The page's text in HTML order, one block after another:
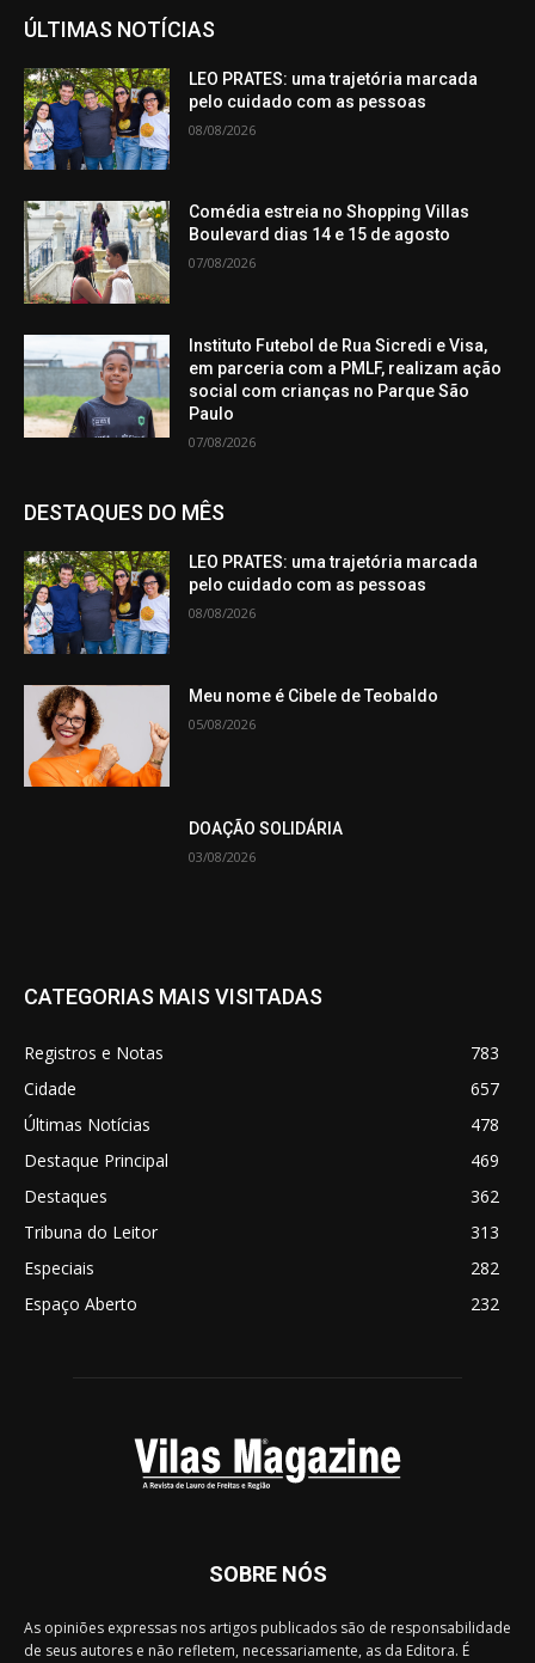
ÚLTIMAS NOTÍCIAS
LEO PRATES: uma trajetória marcada
pelo cuidado com as pessoas
08/08/2026
Comédia estreia no Shopping Villas
Boulevard dias 14 e 15 de agosto
07/08/2026
Instituto Futebol de Rua Sicredi e Visa,
em parceria com a PMLF, realizam ação
social com crianças no Parque São
Paulo
07/08/2026
DESTAQUES DO MÊS
LEO PRATES: uma trajetória marcada
pelo cuidado com as pessoas
08/08/2026
Meu nome é Cibele de Teobaldo
05/08/2026
DOAÇÃO SOLIDÁRIA
03/08/2026
CATEGORIAS MAIS VISITADAS
Registros e Notas
783
Cidade
657
Últimas Notícias
478
Destaque Principal
469
Destaques
362
Tribuna do Leitor
313
Especiais
282
Espaço Aberto
232
SOBRE NÓS
As opiniões expressas nos artigos publicados são de responsabilidade
de seus autores e não refletem, necessariamente, as da Editora. É